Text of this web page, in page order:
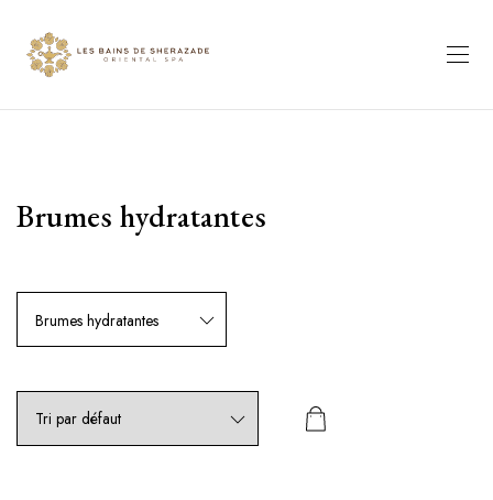
Brumes hydratantes
Brumes hydratantes